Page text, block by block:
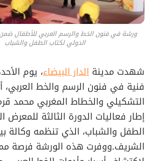
ورشة في فنون الخط والرسم العربي للأطفال
الدولي لكتاب الطفل والشباب
شهدت مدينة الدار البيضاء، يوم
فنية في فنون الرسم والخط العربي،
التشكيلي والخطاط المغربي محمد
إطار فعاليات الدورة الثالثة للمعرض
الطفل والشباب، الذي تنظمه وكالة
الشريف.ووفرت هذه الورشة فرصة